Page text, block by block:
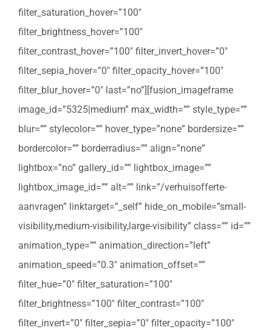
filter_saturation_hover=”100″
filter_brightness_hover=”100″
filter_contrast_hover=”100″ filter_invert_hover=”0″
filter_sepia_hover=”0″ filter_opacity_hover=”100″
filter_blur_hover=”0″ last=”no”][fusion_imageframe
image_id=”5325|medium” max_width=”” style_type=””
blur=”” stylecolor=”” hover_type=”none” bordersize=””
bordercolor=”” borderradius=”” align=”none”
lightbox=”no” gallery_id=”” lightbox_image=””
lightbox_image_id=”” alt=”” link=”/verhuisofferte-
aanvragen” linktarget=”_self” hide_on_mobile=”small-
visibility,medium-visibility,large-visibility” class=”” id=””
animation_type=”” animation_direction=”left”
animation_speed=”0.3″ animation_offset=””
filter_hue=”0″ filter_saturation=”100″
filter_brightness=”100″ filter_contrast=”100″
filter_invert=”0″ filter_sepia=”0″ filter_opacity=”100″